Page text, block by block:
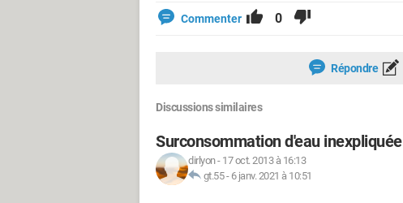
Commenter 0
Répondre
Discussions similaires
Surconsommation d'eau inexpliquée
dirlyon- 17 oct. 2013 à 16:13
gt.55- 6 janv. 2021 à 10:51